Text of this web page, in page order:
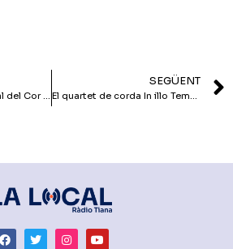
Els concerts de Nadal del Cor Veus de la Virreina
SEGÜENT
El quartet de corda In illo Tempore acompanyarà a la Coral Tianenca en el tradicional Concert de Nadal